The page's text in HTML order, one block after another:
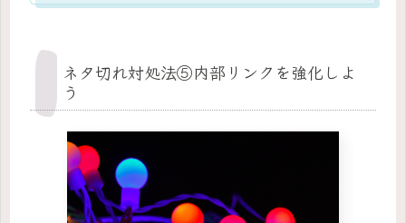
ネタ切れ対処法⑤内部リンクを強化しよ
う